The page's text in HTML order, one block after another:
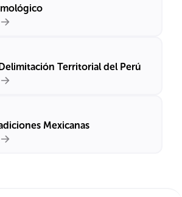
Territorial del Perú
Mexicanas